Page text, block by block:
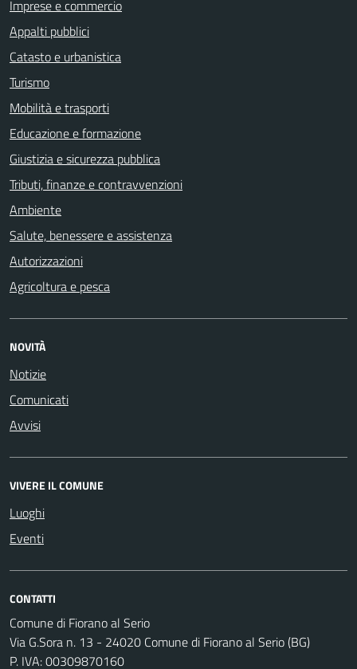
Imprese e commercio
Appalti pubblici
Catasto e urbanistica
Turismo
Mobilità e trasporti
Educazione e formazione
Giustizia e sicurezza pubblica
Tributi, finanze e contravvenzioni
Ambiente
Salute, benessere e assistenza
Autorizzazioni
Agricoltura e pesca
NOVITÀ
Notizie
Comunicati
Avvisi
VIVERE IL COMUNE
Luoghi
Eventi
CONTATTI
Comune di Fiorano al Serio
Via G.Sora n. 13 - 24020 Comune di Fiorano al Serio (BG)
P. IVA: 00309870160